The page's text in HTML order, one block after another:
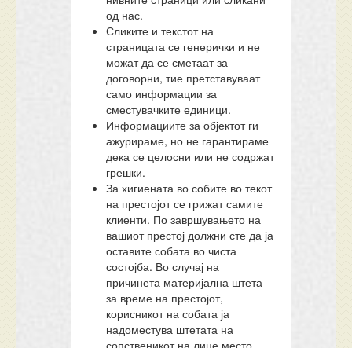
од нас.
Сликите и текстот на
страницата се генерички и не
можат да се сметаат за
договорни, тие претставуваат
само информации за
сместувачките единици.
Информациите за објектот ги
ажурираме, но не гарантираме
дека се целосни или не содржат
грешки.
За хигиената во собите во текот
на престојот се грижат самите
клиенти. По завршувањето на
вашиот престој должни сте да ја
оставите собата во чиста
состојба. Во случај на
причинета материјална штета
за време на престојот,
корисникот на собата ја
надоместува штетата на
сопственикот на лице место.